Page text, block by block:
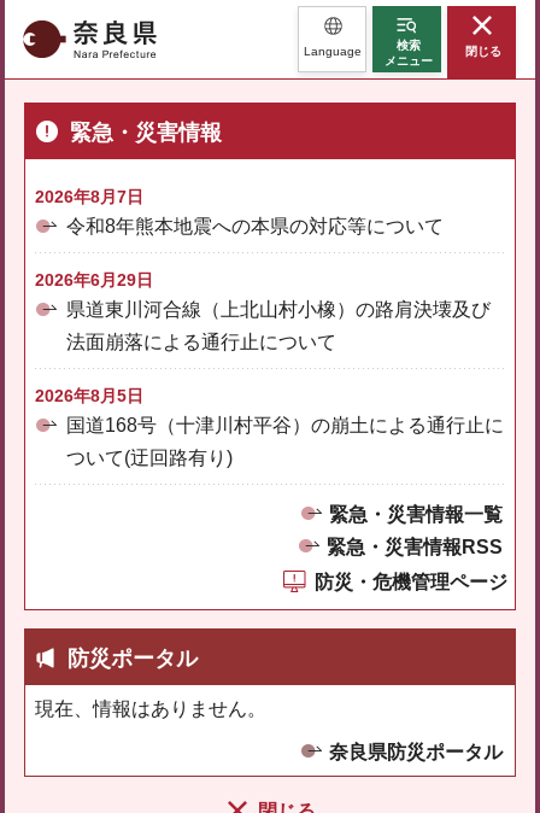
奈良県 Language
検索
メニュー
閉じる
緊急・災害情報
2026年8月7日
令和8年熊本地震への本県の対応等について
2026年6月29日
県道東川河合線（上北山村小橡）の路肩決壊及び
法面崩落による通行止について
2026年8月5日
国道168号（十津川村平谷）の崩土による通行止に
ついて(迂回路有り)
緊急・災害情報一覧
緊急・災害情報RSS
防災・危機管理ページ
防災ポータル
現在、情報はありません。
奈良県防災ポータル